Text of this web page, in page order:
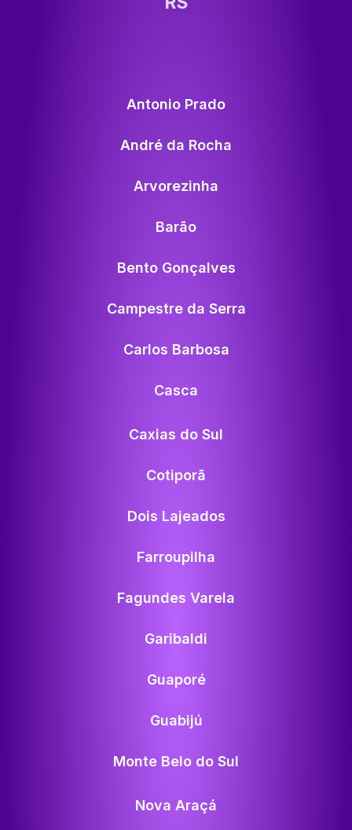
Antonio Prado
André da Rocha
Arvorezinha
Barão
Bento Gonçalves
Campestre da Serra
Carlos Barbosa
Casca
Caxias do Sul
Cotiporã
Dois Lajeados
Farroupilha
Fagundes Varela
Garibaldi
Guaporé
Guabijú
Monte Belo do Sul
Nova Araçá